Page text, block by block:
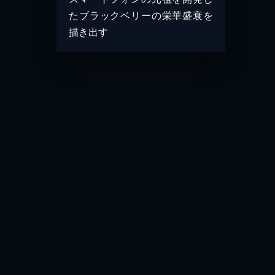
たブラックベリーの栄華盛衰を
描き出す